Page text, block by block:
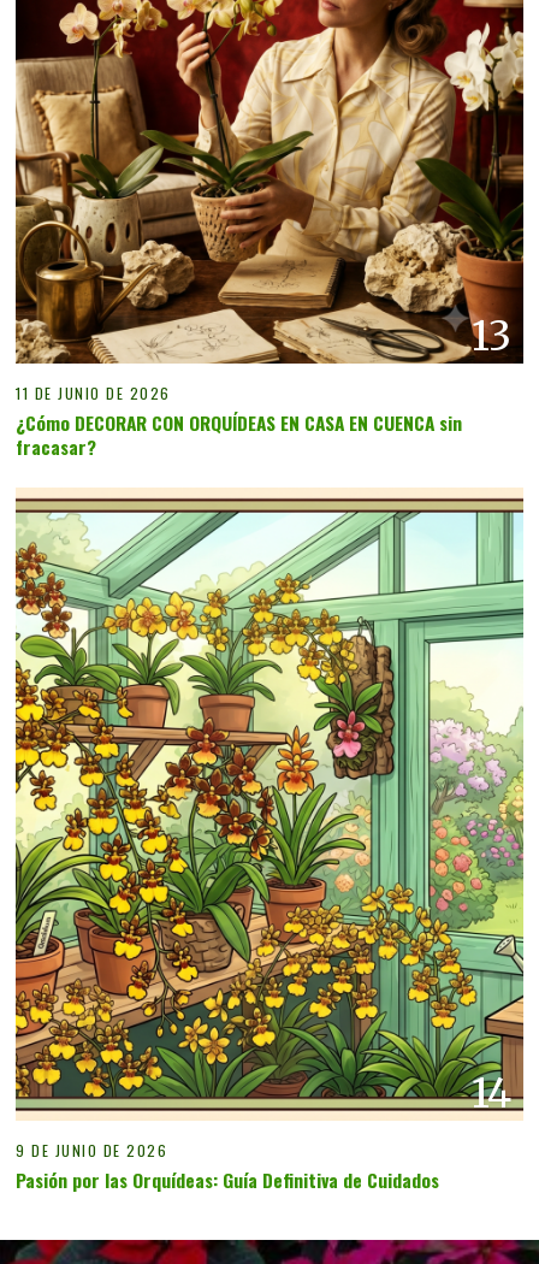
13
11 DE JUNIO DE 2026
¿Cómo DECORAR CON ORQUÍDEAS EN CASA EN CUENCA sin
fracasar?
14
9 DE JUNIO DE 2026
Pasión por las Orquídeas: Guía Definitiva de Cuidados